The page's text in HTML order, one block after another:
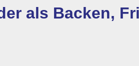
als Backen,